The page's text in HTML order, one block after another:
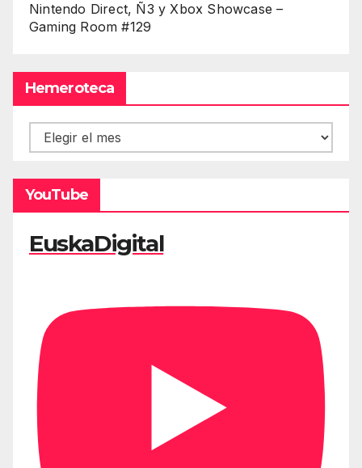
Nintendo Direct, Ñ3 y Xbox Showcase –
Gaming Room #129
Hemeroteca
Hemeroteca
YouTube
EuskaDigital